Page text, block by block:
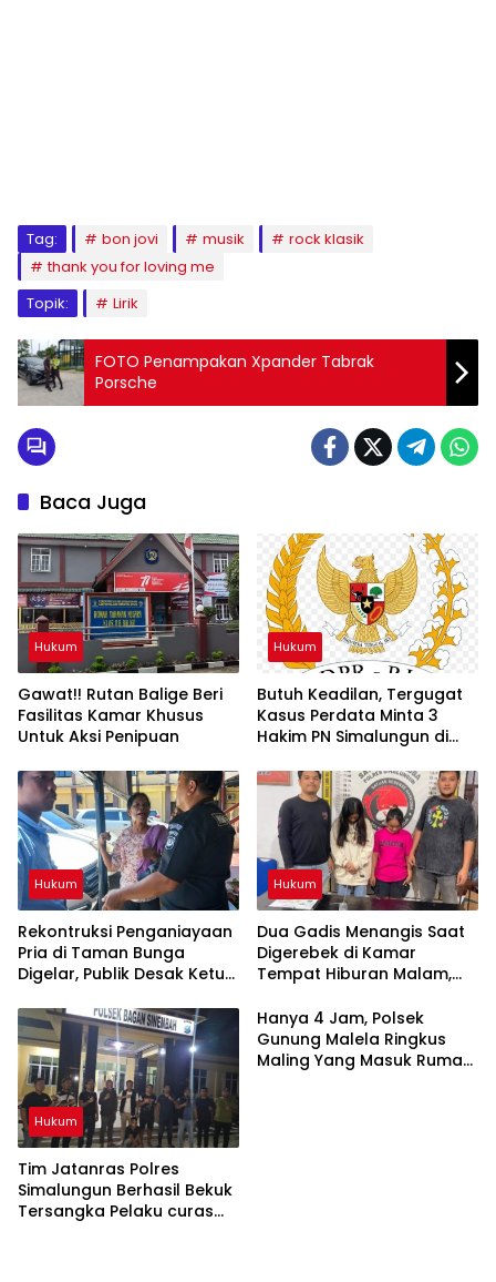
Tag: bon jovi musik
rock klasik
thank you for loving me
Topik:
Lirik
FOTO Penampakan Xpander Tabrak
Porsche
Baca Juga
Hukum
Gawat!! Rutan Balige Beri
Fasilitas Kamar Khusus
Untuk Aksi Penipuan
Hukum
Butuh Keadilan, Tergugat
Kasus Perdata Minta 3
Hakim PN Simalungun di
Hukum
Rekontruksi Penganiayaan
Pria di Taman Bunga
Digelar, Publik Desak Ketua
Pematangsiantar Diperiksa
Hukum
Dua Gadis Menangis Saat
Digerebek di Kamar
Tempat Hiburan Malam,
Bongkar Jaringan Pemakai
Sabu di Simalungun
Hukum
Tim Jatanras Polres
Simalungun Berhasil Bekuk
Tersangka Pelaku curas
Hanya 4 Jam, Polsek
Gunung Malela Ringkus
Maling Yang Masuk Rumah